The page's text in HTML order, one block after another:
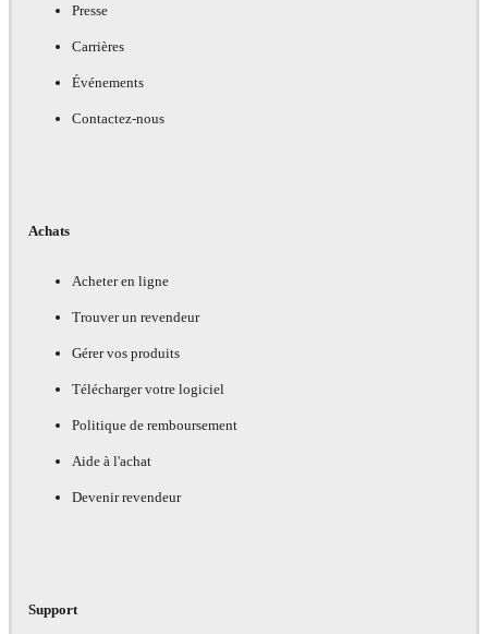
Presse
Carrières
Événements
Contactez-nous
Achats
Acheter en ligne
Trouver un revendeur
Gérer vos produits
Télécharger votre logiciel
Politique de remboursement
Aide à l'achat
Devenir revendeur
Support